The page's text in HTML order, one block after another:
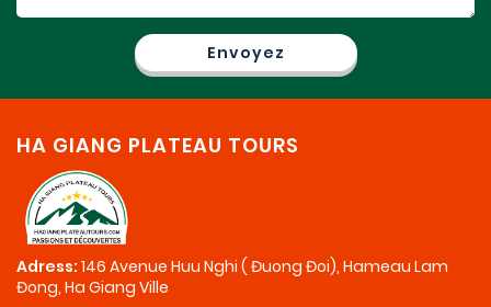
HA GIANG PLATEAU TOURS
Adress: 146 Avenue Huu Nghi ( Đuong Đoi), Hameau Lam
Đong, Ha Giang Ville